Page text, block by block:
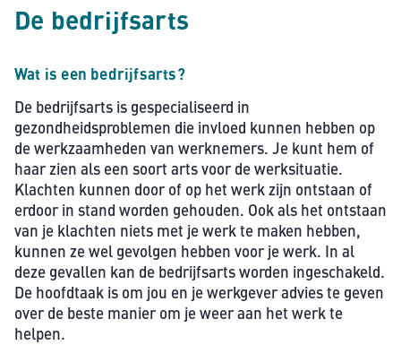
De bedrijfsarts
Wat is een bedrijfsarts?
De bedrijfsarts is gespecialiseerd in
gezondheidsproblemen die invloed kunnen hebben op
de werkzaamheden van werknemers. Je kunt hem of
haar zien als een soort arts voor de werksituatie.
Klachten kunnen door of op het werk zijn ontstaan of
erdoor in stand worden gehouden. Ook als het ontstaan
van je klachten niets met je werk te maken hebben,
kunnen ze wel gevolgen hebben voor je werk. In al
deze gevallen kan de bedrijfsarts worden ingeschakeld.
De hoofdtaak is om jou en je werkgever advies te geven
over de beste manier om je weer aan het werk te
helpen.